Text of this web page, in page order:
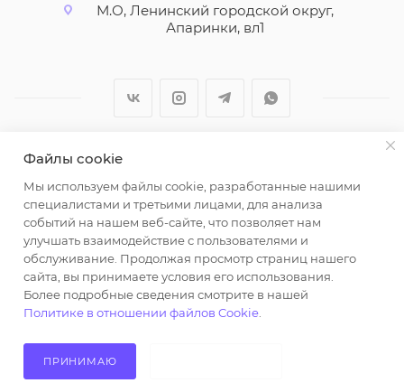
М.О, Ленинский городской округ,
Апаринки, вл1
2026 © ООО "Вайт Текстиль групп"
Любая информация на сайте носит справочный
характер и не является публичной офертой
определяемой положениями пункта 2 статьи 437
Гражданского кодекса Российской Федерации.
Использование любых материалов, опубликованных
на https://opt-milena.ru, допустимо только при
наличии письменного разрешения редакции и
активной ссылки на https://opt-milena.ru
Файлы cookie
Мы используем файлы cookie, разработанные нашими
специалистами и третьими лицами, для анализа
событий на нашем веб-сайте, что позволяет нам
улучшать взаимодействие с пользователями и
обслуживание. Продолжая просмотр страниц нашего
сайта, вы принимаете условия его использования.
Более подробные сведения смотрите в нашей
Политике в отношении файлов Cookie
ПРИНИМАЮ